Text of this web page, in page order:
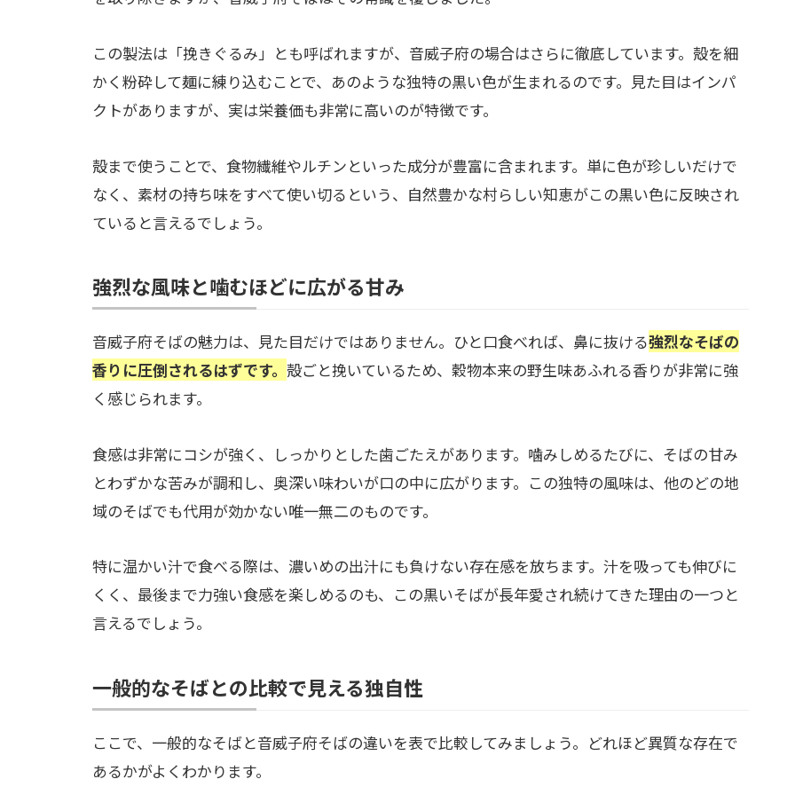
この製法は「挽きぐるみ」とも呼ばれますが、音威子府の場合はさらに徹底しています。殻を細
かく粉砕して麺に練り込むことで、あのような独特の黒い色が生まれるのです。見た目はインパ
クトがありますが、実は栄養価も非常に高いのが特徴です。
殻まで使うことで、食物繊維やルチンといった成分が豊富に含まれます。単に色が珍しいだけで
なく、素材の持ち味をすべて使い切るという、自然豊かな村らしい知恵がこの黒い色に反映され
ていると言えるでしょう。
強烈な風味と噛むほどに広がる甘み
音威子府そばの魅力は、見た目だけではありません。ひと口食べれば、鼻に抜ける強烈なそばの
香りに圧倒されるはずです。 殻ごと挽いているため、穀物本来の野生味あふれる香りが非常に強
く感じられます。
食感は非常にコシが強く、しっかりとした歯ごたえがあります。噛みしめるたびに、そばの甘み
とわずかな苦みが調和し、奥深い味わいが口の中に広がります。この独特の風味は、他のどの地
域のそばでも代用が効かない唯一無二のものです。
特に温かい汁で食べる際は、濃いめの出汁にも負けない存在感を放ちます。汁を吸っても伸びに
くく、最後まで力強い食感を楽しめるのも、この黒いそばが長年愛され続けてきた理由の一つと
言えるでしょう。
一般的なそばとの比較で見える独自性
ここで、一般的なそばと音威子府そばの違いを表で比較してみましょう。どれほど異質な存在で
あるかがよくわかります。